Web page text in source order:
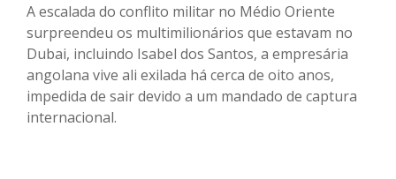
A escalada do conflito militar no Médio Oriente
surpreendeu os multimilionários que estavam no
Dubai, incluindo Isabel dos Santos, a empresária
angolana vive ali exilada há cerca de oito anos,
impedida de sair devido a um mandado de captura
internacional.